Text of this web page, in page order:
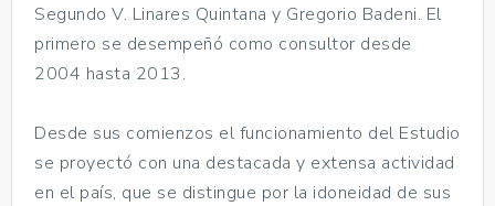
Segundo V. Linares Quintana y Gregorio Badeni. El
primero se desempeñó como consultor desde
2004 hasta 2013.
Desde sus comienzos el funcionamiento del Estudio
se proyectó con una destacada y extensa actividad
en el país, que se distingue por la idoneidad de sus